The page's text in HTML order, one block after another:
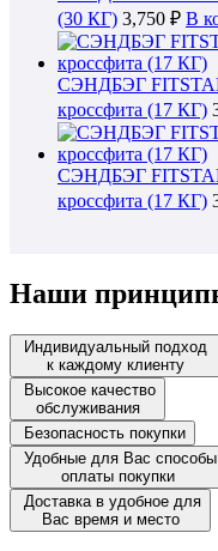
(30 КГ) 3,750 ₽ В
СЭНДБЭГ
кроссфита (17 КГ)
СЭНДБЭГ
кроссфита (17 КГ)
Наши
Индивидуальный подход
к каждому клиенту
Высокое качество
обслуживания
Безопасность покупки
Удобные для Вас способы
оплаты покупки
Доставка в удобное для
Вас время и место